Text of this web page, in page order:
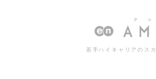
レーダー 職
若手ハイキャリアのス